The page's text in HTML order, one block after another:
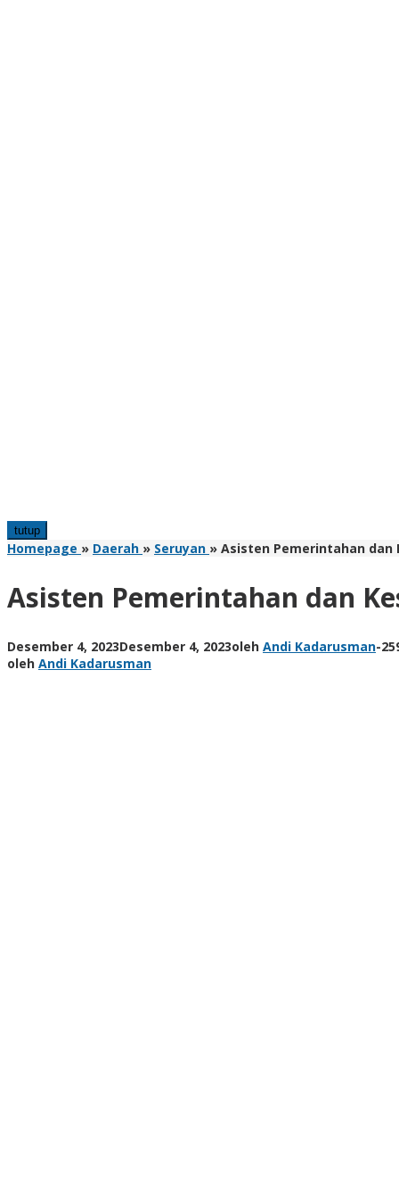
tutup
Homepage » Daerah » Seruyan » Asisten Pemerintahan dan
Asisten Pemerintahan dan
Desember 4, 2023Desember 4, 2023oleh Andi Kadarusman-
oleh Andi Kadarusman